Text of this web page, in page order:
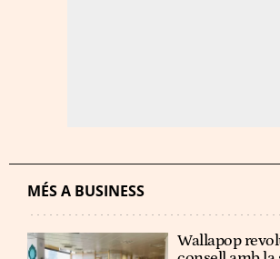
MÉS A BUSINESS
Wallapop